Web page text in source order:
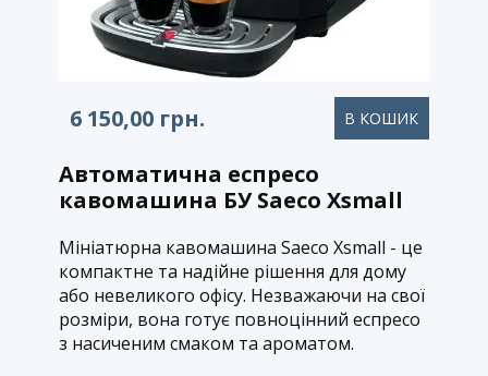
6 150,00 грн. В КОШИК​
Автоматична еспресо
кавомашина БУ Saeco Xsmall
Мініатюрна кавомашина Saeco Xsmall - це
компактне та надійне рішення для дому
або невеликого офісу. Незважаючи на свої
розміри, вона готує повноцінний еспресо
з насиченим смаком та ароматом.